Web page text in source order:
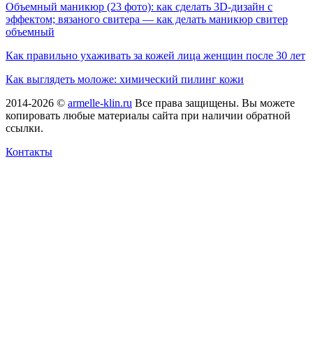
Объемный маникюр (23 фото): как cделать 3D-дизайн с
эффектом; вязаного свитера — как делать маникюр свитер
объемный
Как правильно ухаживать за кожей лица женщин после 30 лет
Как выглядеть моложе: химический пилинг кожи
2014-2026 © armelle-klin.ru Все права защищены. Вы можете
копировать любые материалы сайта при наличии обратной
ссылки.
Контакты